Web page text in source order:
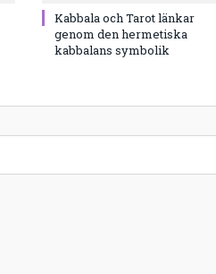
Kabbala och Tarot länkar
genom den hermetiska
kabbalans symbolik